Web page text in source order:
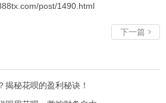
post/1490.html
下一篇 
揭秘花呗的盈利秘诀！